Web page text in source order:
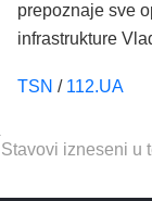
prepoznaje sve
infrastrukture
TSN / 112.UA
Stavovi izneseni u